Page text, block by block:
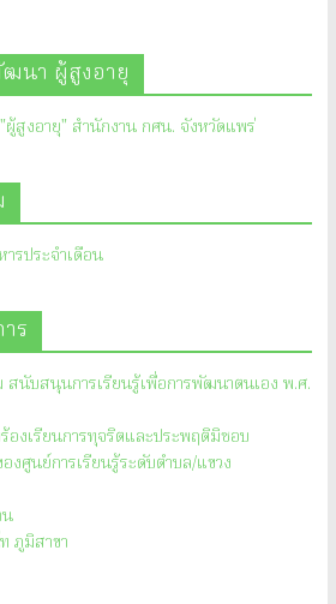
นา ผู้สูงอายุ
สูงอายุ" สำนักงาน กศน. จังหวัดแพร่
รประจำเดือน
ร
สนับสนุนการเรียนรู้เพื่อการพัฒนาตนเอง พ.ศ.
องเรียนการทุจริตและประพฤติมิชอบ
งศูนย์การเรียนรู้ระดับตำบล/แขวง
ภูมิสาขา